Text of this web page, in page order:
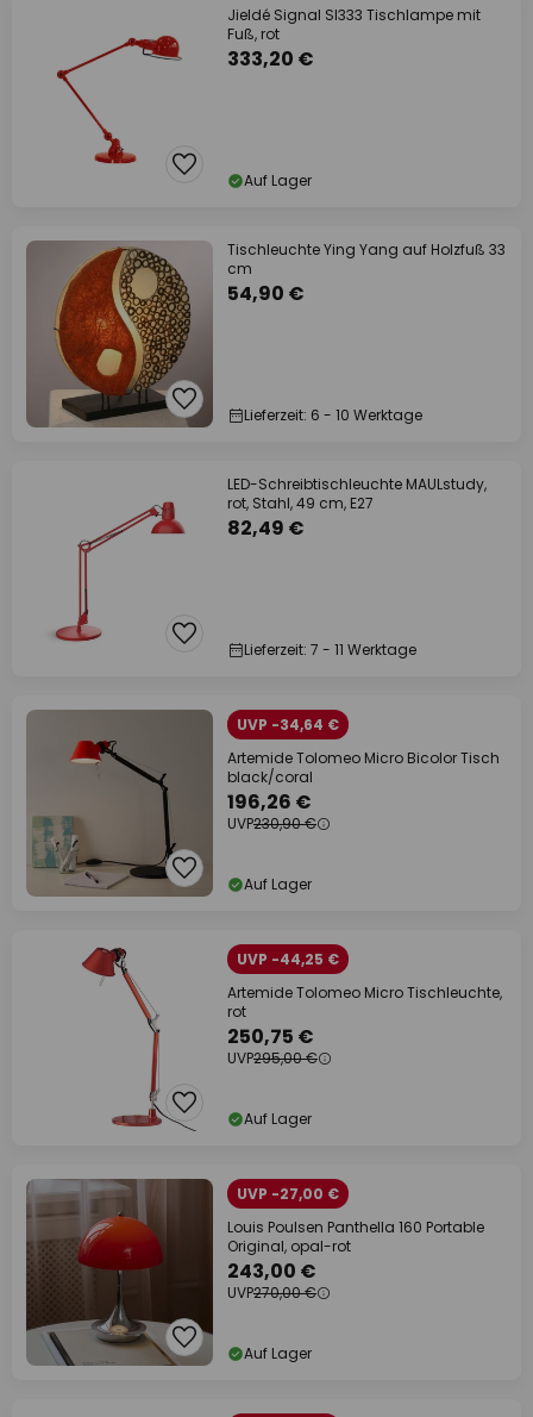
Jieldé Signal SI333 Tischlampe mit
Fuß, rot
333,20 €
Auf Lager
Tischleuchte Ying Yang auf Holzfuß 33
cm
54,90 €
Lieferzeit: 6 - 10 Werktage
LED-Schreibtischleuchte MAULstudy,
rot, Stahl, 49 cm, E27
82,49 €
Lieferzeit: 7 - 11 Werktage
UVP -34,64 €
Artemide Tolomeo Micro Bicolor Tisch
black/coral
196,26 €
UVP230,90 €
Auf Lager
UVP -44,25 €
Artemide Tolomeo Micro Tischleuchte,
rot
250,75 €
UVP295,00 €
Auf Lager
UVP -27,00 €
Louis Poulsen Panthella 160 Portable
Original, opal-rot
243,00 €
UVP270,00 €
Auf Lager